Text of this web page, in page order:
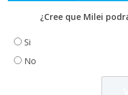
¿Cree que Milei
Si
No